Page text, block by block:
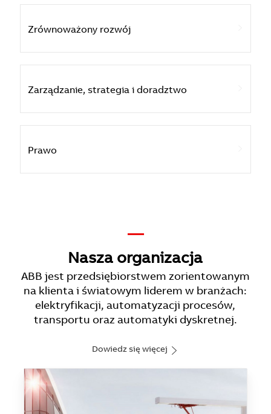
Zrównoważony rozwój
Zarządzanie, strategia i doradztwo
Prawo
—
Nasza organizacja
ABB jest przedsiębiorstwem zorientowanym
na klienta i światowym liderem w branżach:
elektryfikacji, automatyzacji procesów,
transportu oraz automatyki dyskretnej.
Dowiedz się więcej